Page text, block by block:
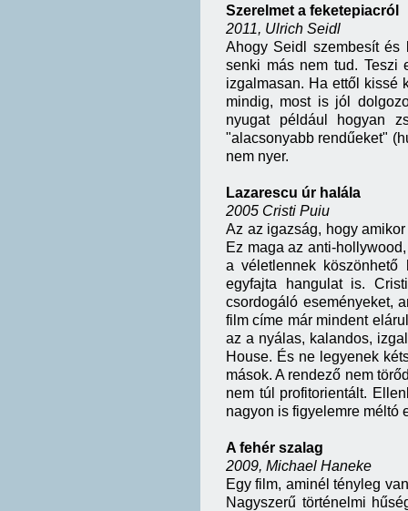
Szerelmet a feketepiacról
2011, Ulrich Seidl
Ahogy Seidl szembesít és
senki más nem tud. Teszi
izgalmasan. Ha ettől kissé
mindig, most is jól
nyugat például hogyan
"alacsonyabb rendűeket"
nem nyer.
Lazarescu úr halála
2005 Cristi Puiu
Az az igazság, hogy
Ez maga az anti-
a véletlennek
egyfajta hangulat is.
csordogáló eseményeket,
film címe már mindent
az a nyálas, kalandos,
House. És ne legyenek
mások. A rendező nem
nem túl profitorientált.
nagyon is figyelemre méltó
A fehér szalag
2009, Michael Haneke
Egy film, aminél tényleg
Nagyszerű történelmi